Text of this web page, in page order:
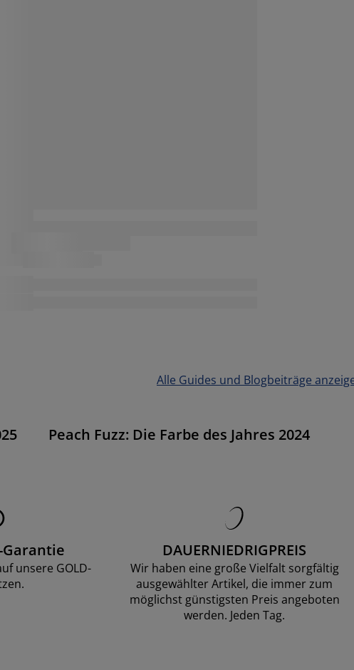
Alle Guides und Blogbeiträge
Peach Fuzz: Die Farbe des Jahres 2024
unsere GOLD-
DAUERNIEDRIGPREIS
Wir haben eine große Vielfalt sorgfältig
ausgewählter Artikel, die immer zum
möglichst günstigsten Preis angeboten
werden. Jeden Tag.